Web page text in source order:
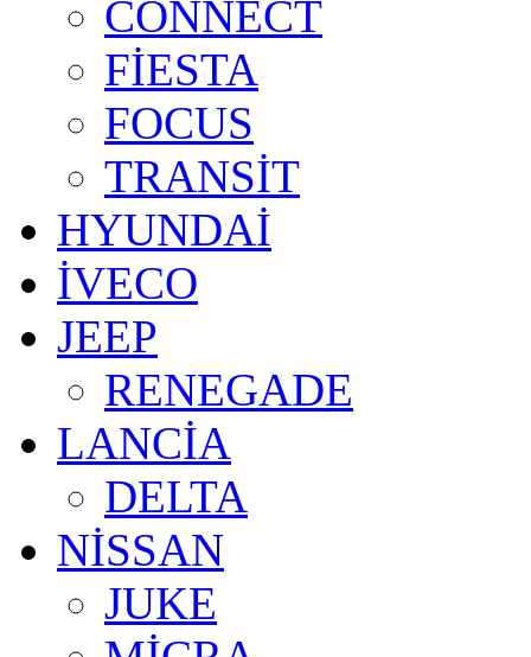
CONNECT
FİESTA
FOCUS
TRANSİT
HYUNDAİ
İVECO
JEEP
RENEGADE
LANCİA
DELTA
NİSSAN
JUKE